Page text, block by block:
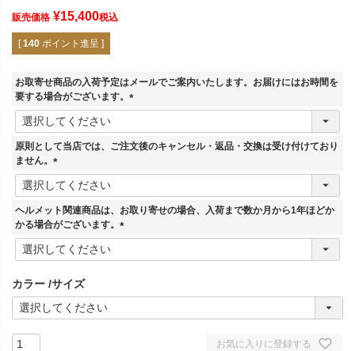
販売価格 ¥15,400税込
[ 140 ポイント進呈 ]
お取寄せ商品の入荷予定はメールでご案内いたします。お届けにはお時間を
要する場合がございます。
(
須
原則として当店では、ご注文後のキャンセル・返品・交換は受け付けており
ません。
(
必
須
)
ヘルメット関連商品は、お取り寄せの場合、入荷まで数か月から1年ほどか
かる場合がございます。
(
カラー サイズ
お気に入りに登録する